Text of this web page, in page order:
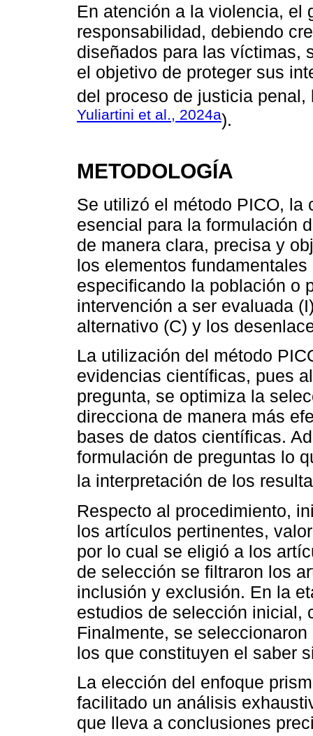
En atención a la violencia, el
responsabilidad, debiendo
diseñados para las víctimas,
el objetivo de proteger sus
del proceso de justicia
Yuliartini et al., 2024a).
METODOLOGÍA
Se utilizó el método PICO, la
esencial para la formulación
de manera clara, precisa y
los elementos
especificando la población o
intervención a ser evaluada
alternativo (C) y los
La utilización del método
evidencias científicas, pues
pregunta, se optimiza la
direcciona de manera más
bases de datos científicas.
formulación de preguntas lo
la interpretación de los
Respecto al procedimiento,
los artículos pertinentes,
por lo cual se eligió a los
de selección se filtraron los
inclusión y exclusión. En la
estudios de selección inicial,
Finalmente, se
los que constituyen el saber
La elección del enfoque
facilitado un análisis
que lleva a conclusiones